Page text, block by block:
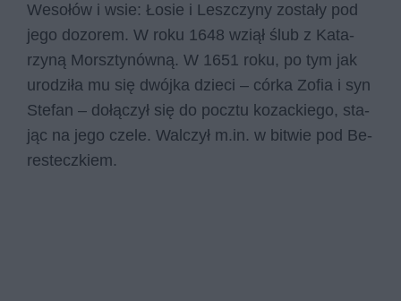
We­so­łów i wsie: Łosie i Lesz­czy­ny zo­sta­ły pod
jego do­zo­rem. W roku 1648 wziął ślub z Ka­ta­
rzy­ną Morsz­ty­nów­ną. W 1651 roku, po tym jak
uro­dzi­ła mu się dwój­ka dzie­ci – cór­ka Zo­fia i syn
Ste­fan – do­łą­czył się do pocz­tu ko­zac­kie­go, sta­
jąc na jego cze­le. Wal­czył m.in. w bi­twie pod Be­
re­stecz­kiem.